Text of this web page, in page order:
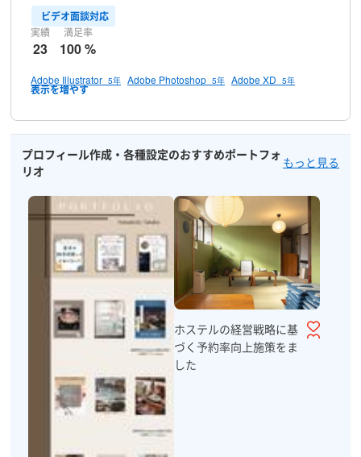
ビデオ面談対応
実績
23
満足率
100 %
Adobe Illustrator 5年 Adobe Photoshop 5年 Adobe XD 5年
プロフィール作成・各種設定のおすすめポートフォ
リオ
もっと見る
ホステルの経営戦略に基
づく予約率向上施策をま
した